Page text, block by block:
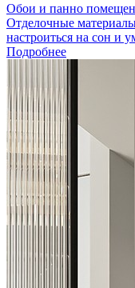
Обои и панно
Отделочные
настроиться на сон и
Подробнее